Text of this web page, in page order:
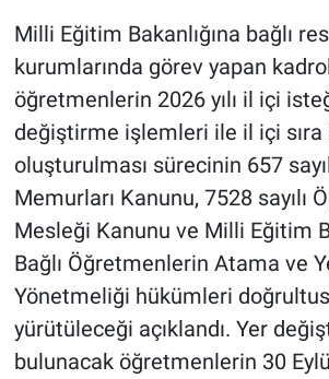
Milli Eğitim Bakanlığına bağlı
kurumlarında görev yapan
öğretmenlerin 2026 yılı il içi
değiştirme işlemleri ile il içi sıra
oluşturulması sürecinin 657
Memurları Kanunu, 7528 sayılı
Mesleği Kanunu ve Milli Eğitim
Bağlı Öğretmenlerin Atama ve
Yönetmeliği hükümleri
yürütüleceği açıklandı. Yer
bulunacak öğretmenlerin 30